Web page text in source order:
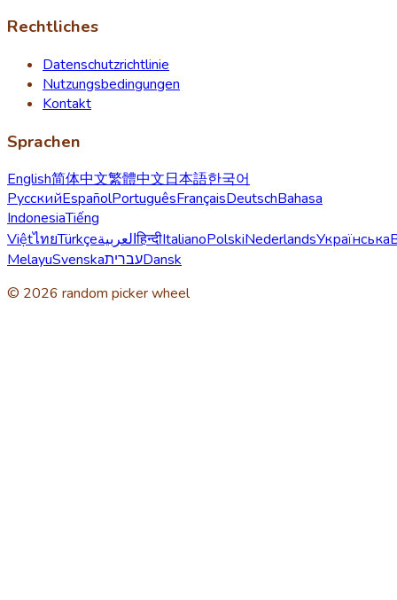
Rechtliches
Datenschutzrichtlinie
Nutzungsbedingungen
Kontakt
Sprachen
English简体中文繁體中文日本語한국어
РусскийEspañolPortuguêsFrançaisDeutschBahasa
IndonesiaTiếng
ViệtไทยTürkçeالعربيةहिन्दीItalianoPolskiNederlandsУкраїнська
MelayuSvenskaעבריתDansk
© 2026 random picker wheel